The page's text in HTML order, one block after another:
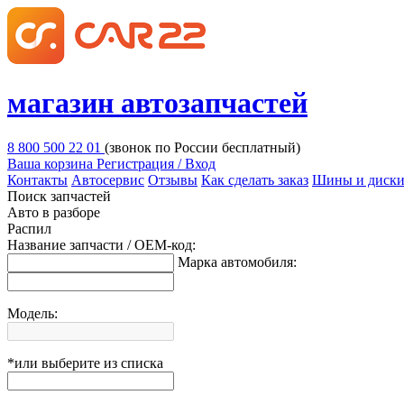
магазин автозапчастей
8 800 500 22 01 (звонок по России бесплатный)
Ваша корзина Регистрация / Вход
Контакты Автосервис Отзывы Как сделать заказ Шины и диски
Поиск запчастей
Авто в разборе
Распил
Название запчасти / OEM-код:
Марка автомобиля:
Модель:
*или выберите из списка